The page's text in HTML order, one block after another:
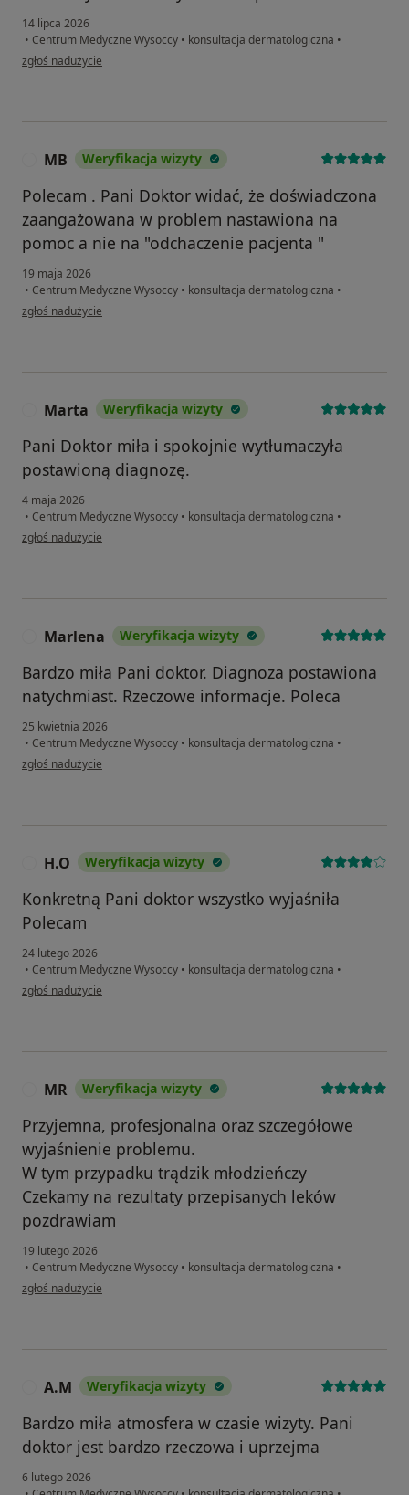
14 lipca 2026
• Centrum Medyczne Wysoccy • konsultacja dermatologiczna •
w opinii użytkownika Anna
zgłoś nadużycie
MB Weryfikacja wizyty
Polecam . Pani Doktor widać, że doświadczona
zaangażowana w problem nastawiona na
pomoc a nie na "odchaczenie pacjenta "
19 maja 2026
• Centrum Medyczne Wysoccy • konsultacja dermatologiczna •
w opinii użytkownika MB
zgłoś nadużycie
Marta Weryfikacja wizyty
Pani Doktor miła i spokojnie wytłumaczyła
postawioną diagnozę.
4 maja 2026
• Centrum Medyczne Wysoccy • konsultacja dermatologiczna •
w opinii użytkownika Marta
zgłoś nadużycie
Marlena Weryfikacja wizyty
Bardzo miła Pani doktor. Diagnoza postawiona
natychmiast. Rzeczowe informacje. Poleca
25 kwietnia 2026
• Centrum Medyczne Wysoccy • konsultacja dermatologiczna •
w opinii użytkownika Marlena
zgłoś nadużycie
H.O Weryfikacja wizyty
Konkretną Pani doktor wszystko wyjaśniła
Polecam
24 lutego 2026
• Centrum Medyczne Wysoccy • konsultacja dermatologiczna •
w opinii użytkownika H.O
zgłoś nadużycie
MR Weryfikacja wizyty
Przyjemna, profesjonalna oraz szczegółowe
wyjaśnienie problemu.
W tym przypadku trądzik młodzieńczy
Czekamy na rezultaty przepisanych leków
pozdrawiam
19 lutego 2026
• Centrum Medyczne Wysoccy • konsultacja dermatologiczna •
w opinii użytkownika MR
zgłoś nadużycie
A.M Weryfikacja wizyty
Bardzo miła atmosfera w czasie wizyty. Pani
doktor jest bardzo rzeczowa i uprzejma
6 lutego 2026